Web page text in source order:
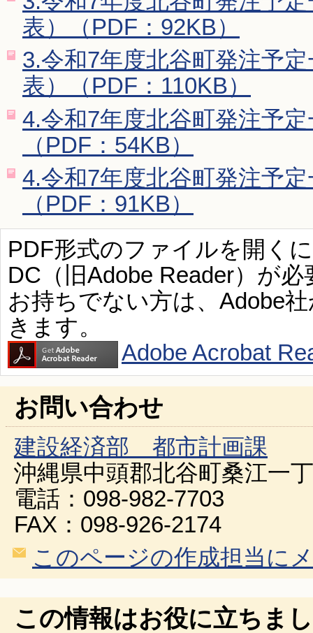
表）（PDF：92KB）
3.令和7年度北谷町発注予
表）（PDF：110KB）
4.令和7年度北谷町発注予
（PDF：54KB）
4.令和7年度北谷町発注予
（PDF：91KB）
PDF形式のファイルを開く
DC（旧Adobe Reader）が必
お持ちでない方は、Adobe
きます。
Adobe Acrobat
お問い合わせ
建設経済部 都市計画課
沖縄県中頭郡北谷町桑江一
電話：098-982-7703
FAX：098-926-2174
このページの作成担当に
この情報はお役に立ちま